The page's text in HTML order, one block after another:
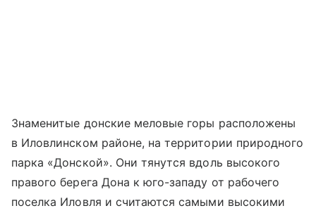
Знаменитые донские меловые горы расположены
в Иловлинском районе, на территории природного
парка «Донской». Они тянутся вдоль высокого
правого берега Дона к юго-западу от рабочего
поселка Иловля и считаются самыми высокими